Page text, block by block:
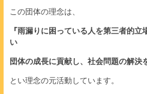
この団体の理念は、
『雨漏りに困っている人を第三者的
い
団体の成長に貢献し、社会問題の解決
とい理念の元活動しています。